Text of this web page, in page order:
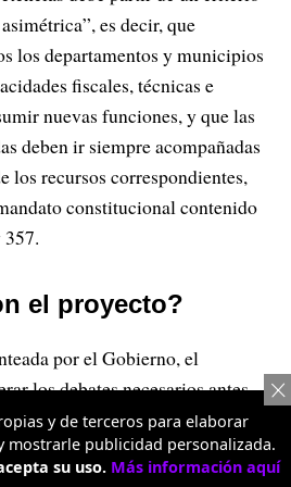
es decir, que
los departamentos y municipios
fiscales, técnicas e
nuevas funciones, y que las
deben ir siempre acompañadas
los recursos correspondientes,
constitucional contenido
el proyecto?
por el Gobierno, el
los debates necesarios antes
2025-2026, cuyo periodo
de 2026.
y de terceros para elaborar
mostrarle publicidad personalizada.
su uso. Más información aquí